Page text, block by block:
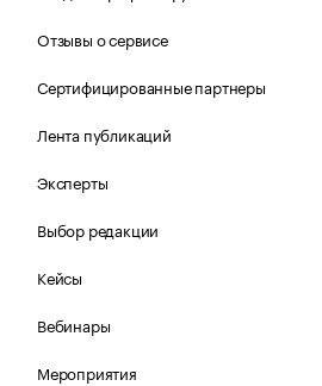
Отзывы о сервисе
Сертифицированные партнеры
Лента публикаций
Эксперты
Выбор редакции
Кейсы
Вебинары
Мероприятия